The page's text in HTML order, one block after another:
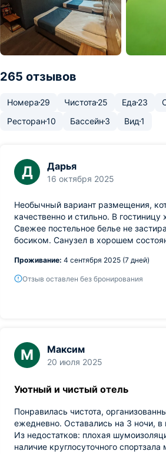
265 отзывов
Номера 29 Чистота 25 Еда 23
Ресторан10 Бассейн 3 Вид1
Д Дарья
16 октября 2025
Необычный вариант размещения,
качественно и стильно. В
Свежее постельное белье не
босиком. Санузел в хорошем
Проживание: 4 сентября 2025 (7 дней)
Отзыв оставлен без бронирования
М Максим
20 июля 2025
Уютный и чистый отель
Понравилась чистота,
ежедневно. Оставались на 3 ночи,
Из недостатков: плохая
наличие круглосуточного